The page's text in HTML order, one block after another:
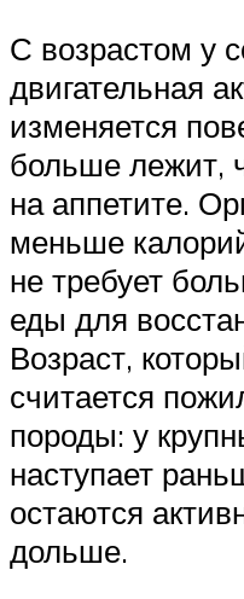
С возрастом у
двигательная
изменяется
больше лежит,
на аппетите.
меньше
не требует
еды для
Возраст,
считается
породы: у
наступает
остаются
дольше.